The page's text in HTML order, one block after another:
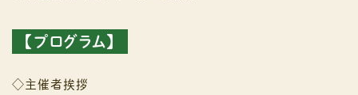
【プログラム】
◇主催者挨拶